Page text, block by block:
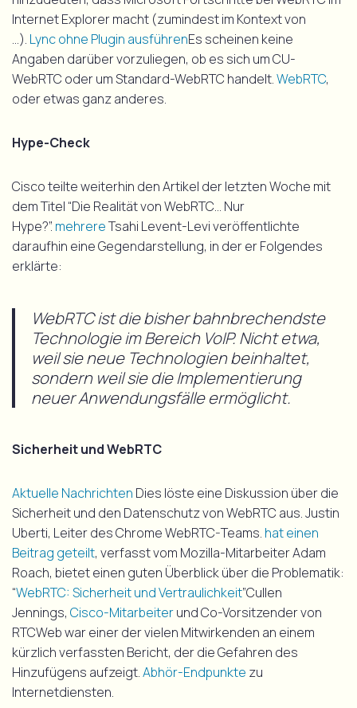
Internet Explorer macht (zumindest im Kontext von
…). Lync ohne Plugin ausführenEs scheinen keine
Angaben darüber vorzuliegen, ob es sich um CU-
WebRTC oder um Standard-WebRTC handelt.WebRTC,
oder etwas ganz anderes.
Hype-Check
Cisco teilte weiterhin den Artikel der letzten Woche mit
dem Titel “Die Realität von WebRTC… Nur
Hype?”. mehrereTsahi Levent-Levi veröffentlichte
daraufhin eine Gegendarstellung, in der er Folgendes
erklärte:
WebRTC ist die bisher bahnbrechendste
Technologie im Bereich VoIP. Nicht etwa,
weil sie neue Technologien beinhaltet,
sondern weil sie die Implementierung
neuer Anwendungsfälle ermöglicht.
Sicherheit und WebRTC
Aktuelle Nachrichten Dies löste eine Diskussion über die
Sicherheit und den Datenschutz von WebRTC aus. Justin
Uberti, Leiter des Chrome WebRTC-Teams. hat einen
Beitrag geteilt, verfasst vom Mozilla-Mitarbeiter Adam
Roach, bietet einen guten Überblick über die Problematik:
“WebRTC: Sicherheit und Vertraulichkeit”Cullen
Jennings, Cisco-Mitarbeiterund Co-Vorsitzender von
RTCWeb war einer der vielen Mitwirkenden an einem
kürzlich verfassten Bericht, der die Gefahren des
Hinzufügens aufzeigt.Abhör-Endpunkte zu
Internetdiensten.